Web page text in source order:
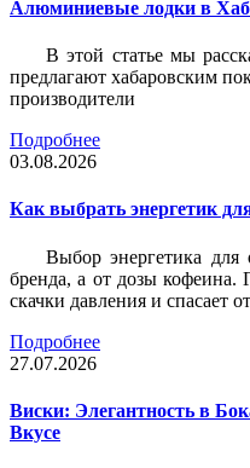
Алюминиевые лодки в
В этой статье мы
предлагают хабаровским
производители
Подробнее
03.08.2026
Как выбрать энергетик
Выбор энергетика для
бренда, а от дозы кофеина.
скачки давления и спасает
Подробнее
27.07.2026
Виски: Элегантность в
Вкусе